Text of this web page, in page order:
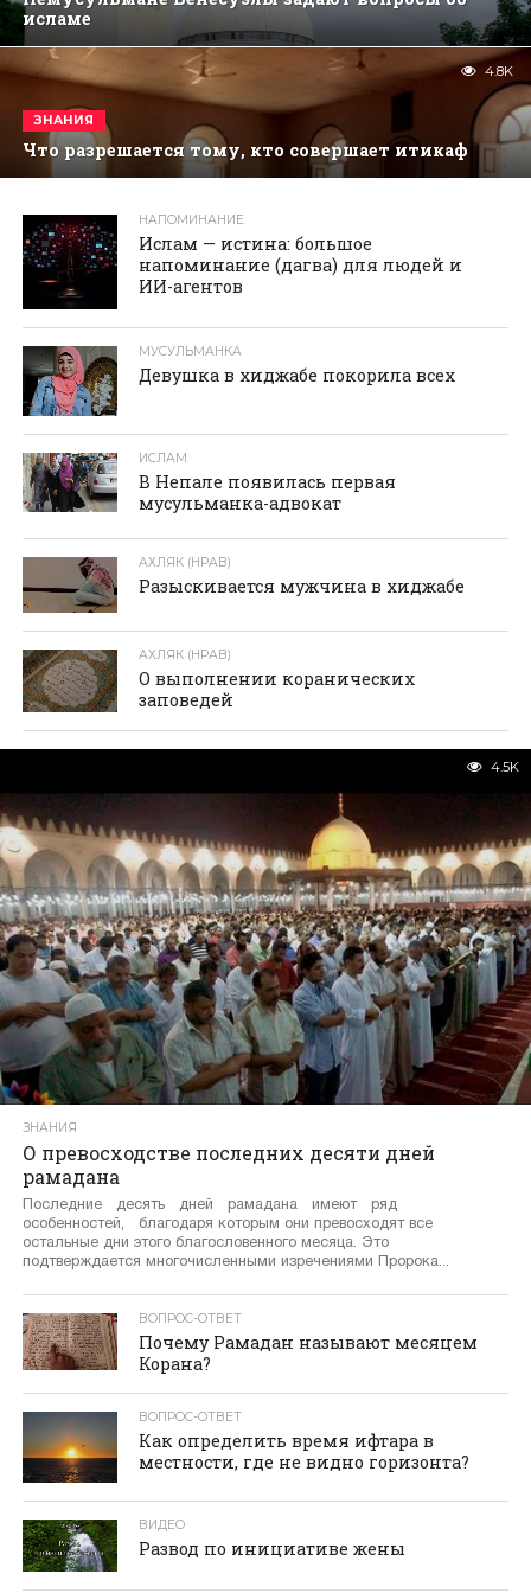
исламе
ЗНАНИЯ
Что разрешается тому, кто совершает итикаф
4.8K
реклама
НАПОМИНАНИЕ
Ислам — истина: большое
напоминание (дагва) для людей и
ИИ-агентов
МУСУЛЬМАНКА
Девушка в хиджабе покорила всех
ИСЛАМ
В Непале появилась первая
мусульманка-адвокат
АХЛЯК (НРАВ)
Разыскивается мужчина в хиджабе
АХЛЯК (НРАВ)
О выполнении коранических
заповедей
4.5K
ЗНАНИЯ
О превосходстве последних десяти дней
рамадана
Последние десять дней рамадана имеют ряд
особенностей, благодаря которым они превосходят все
остальные дни этого благословенного месяца. Это
подтверждается многочисленными изречениями Пророка...
ВОПРОС-ОТВЕТ
Почему Рамадан называют месяцем
Корана?
ВОПРОС-ОТВЕТ
Как определить время ифтара в
местности, где не видно горизонта?
ВИДЕО
Развод по инициативе жены